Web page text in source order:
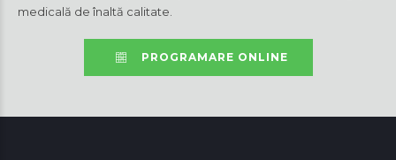
medicală de înaltă calitate.
PROGRAMARE ONLINE